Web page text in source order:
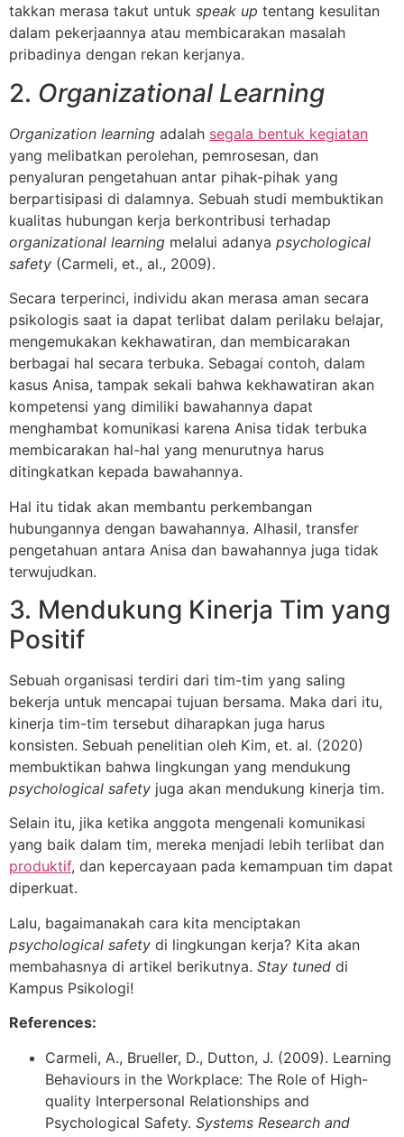
takkan merasa takut untuk speak up tentang kesulitan
dalam pekerjaannya atau membicarakan masalah
pribadinya dengan rekan kerjanya.
2. Organizational Learning
Organization learning adalah segala bentuk kegiatan
yang melibatkan perolehan, pemrosesan, dan
penyaluran pengetahuan antar pihak-pihak yang
berpartisipasi di dalamnya. Sebuah studi membuktikan
kualitas hubungan kerja berkontribusi terhadap
organizational learning melalui adanya psychological
safety (Carmeli, et., al., 2009).
Secara terperinci, individu akan merasa aman secara
psikologis saat ia dapat terlibat dalam perilaku belajar,
mengemukakan kekhawatiran, dan membicarakan
berbagai hal secara terbuka. Sebagai contoh, dalam
kasus Anisa, tampak sekali bahwa kekhawatiran akan
kompetensi yang dimiliki bawahannya dapat
menghambat komunikasi karena Anisa tidak terbuka
membicarakan hal-hal yang menurutnya harus
ditingkatkan kepada bawahannya.
Hal itu tidak akan membantu perkembangan
hubungannya dengan bawahannya. Alhasil, transfer
pengetahuan antara Anisa dan bawahannya juga tidak
terwujudkan.
3. Mendukung Kinerja Tim yang
Positif
Sebuah organisasi terdiri dari tim-tim yang saling
bekerja untuk mencapai tujuan bersama. Maka dari itu,
kinerja tim-tim tersebut diharapkan juga harus
konsisten. Sebuah penelitian oleh Kim, et. al. (2020)
membuktikan bahwa lingkungan yang mendukung
psychological safety juga akan mendukung kinerja tim.
Selain itu, jika ketika anggota mengenali komunikasi
yang baik dalam tim, mereka menjadi lebih terlibat dan
produktif, dan kepercayaan pada kemampuan tim dapat
diperkuat.
Lalu, bagaimanakah cara kita menciptakan
psychological safety di lingkungan kerja? Kita akan
membahasnya di artikel berikutnya. Stay tuned di
Kampus Psikologi!
References:
Carmeli, A., Brueller, D., Dutton, J. (2009). Learning
Behaviours in the Workplace: The Role of High-
quality Interpersonal Relationships and
Psychological Safety. Systems Research and